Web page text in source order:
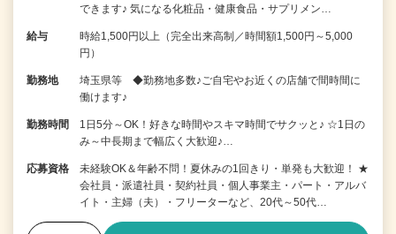
できます♪ 気になる化粧品・健康食品・サプリメン…
給与
時給1,500円以上（完全出来高制／時間額1,500円～5,000
円）
勤務地
埼玉県等 ◆勤務地多数♪ご自宅やお近くの店舗で間時間に
働けます♪
勤務時間
1日5分～OK！好きな時間やスキマ時間でサクッと♪ ☆1日の
み～中長期まで幅広く大歓迎♪…
応募資格
未経験OK＆年齢不問！夏休みの1回きり・単発も大歓迎！ ★
会社員・派遣社員・契約社員・個人事業主・パート・アルバ
イト・主婦（夫）・フリーターなど、20代～50代…